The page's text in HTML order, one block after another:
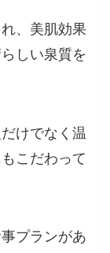
、美肌効果
しい泉質を
けでなく温
こだわって
プランがあ